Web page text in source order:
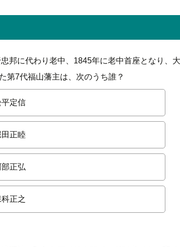
邦に代わり老中、1845年に老中首座となり、
第7代福山藩主は、次のうち誰？
平定信
正睦
部正弘
正之